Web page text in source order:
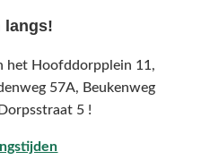
langs!
het Hoofddorpplein 11,
57A, Beukenweg
5 !